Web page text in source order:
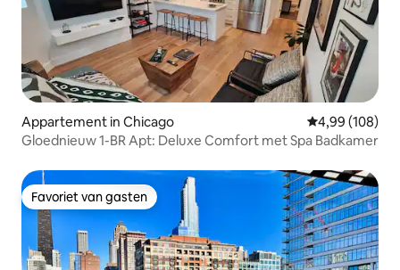
Appartement in Chicago Gemiddelde
4,99 (108)
Gloednieuw 1-BR Apt: Deluxe Comfort met Spa Badkamer
Favoriet van gasten
Favoriet van gasten